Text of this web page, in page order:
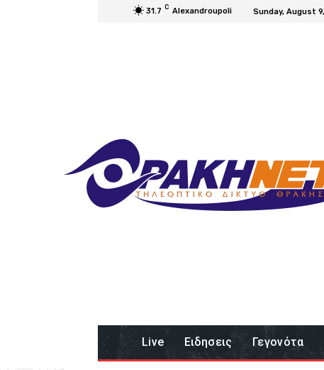
31.7 C Alexandroupoli Sunday, August
Live Eιδησεις Γεγονότα